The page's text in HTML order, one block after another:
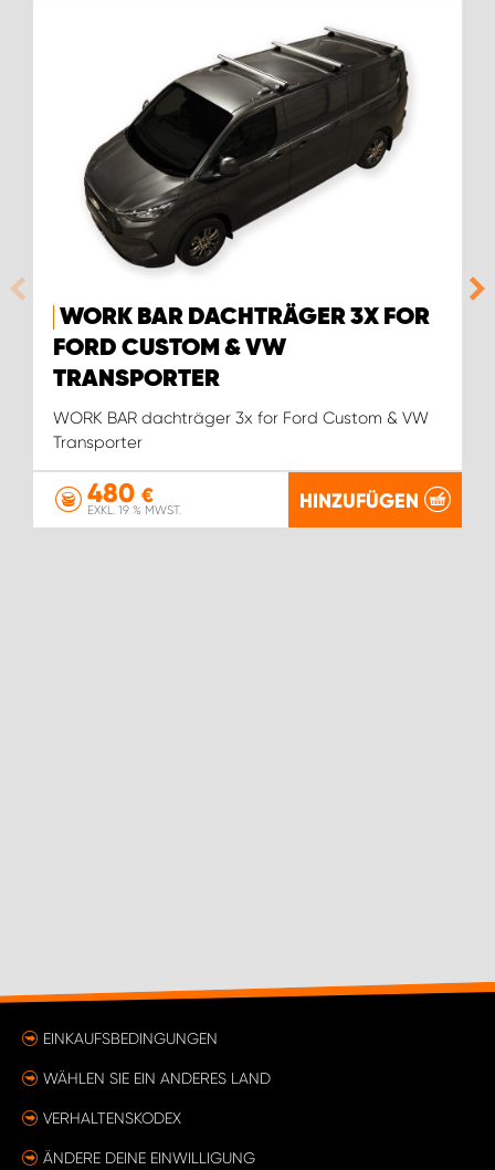
WORK BAR DACHTRÄGER 3X FOR
FORD CUSTOM & VW
TRANSPORTER
WORK BAR dachträger 3x for Ford Custom & VW
Transporter
480 €
EXKL. 19 % MWST. HINZUFÜGEN
EINKAUFSBEDINGUNGEN
WÄHLEN SIE EIN ANDERES LAND
VERHALTENSKODEX
ÄNDERE DEINE EINWILLIGUNG